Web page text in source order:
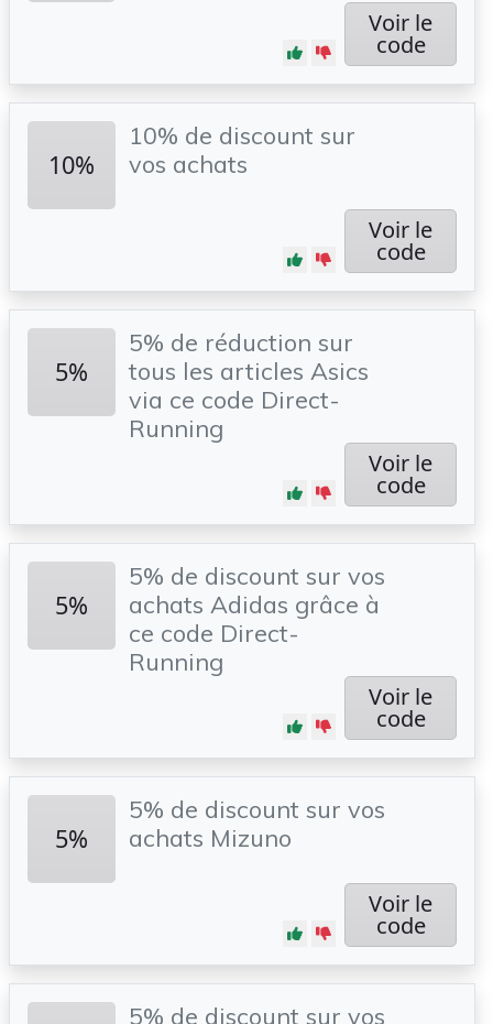
Voir le
code
10%
10% de discount sur
vos achats
Voir le
code
5%
5% de réduction sur
tous les articles Asics
via ce code Direct-
Running
Voir le
code
5%
5% de discount sur vos
achats Adidas grâce à
ce code Direct-
Running
Voir le
code
5%
5% de discount sur vos
achats Mizuno
Voir le
code
5% de discount sur vos